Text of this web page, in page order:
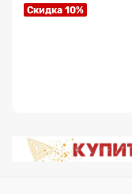
Скидка 10%